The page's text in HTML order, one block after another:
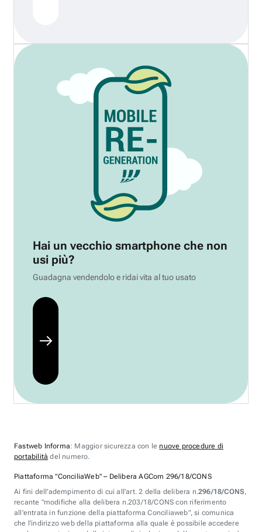
Hai un vecchio smartphone che non
usi più?
Guadagna vendendolo e ridai vita al tuo usato
Fastweb Informa: Maggior sicurezza con lenuove procedure di
portabilità del numero.
Piattaforma "ConciliaWeb" – Delibera AGCom 296/18/CONS
Ai fini dell'adempimento di cui all'art. 2 della delibera n.296/18/CONS,
recante "modifiche alla delibera n.203/18/CONS con riferimento
all'entrata in funzione della piattaforma Conciliaweb", si comunica
che l'indirizzo web della piattaforma alla quale è possibile accedere